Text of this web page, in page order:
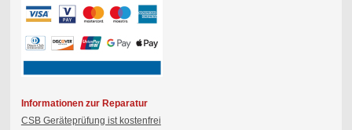
Informationen zur Reparatur
CSB Geräteprüfung ist kostenfrei